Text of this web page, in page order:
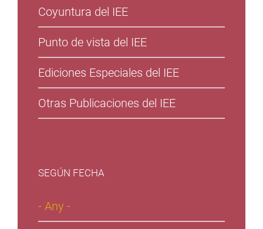
Coyuntura del IEE
Punto de vista del IEE
Ediciones Especiales del IEE
Otras Publicaciones del IEE
SEGÚN FECHA
- Any -